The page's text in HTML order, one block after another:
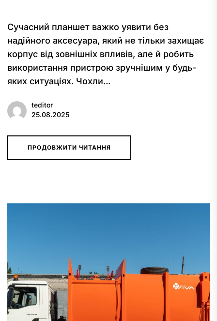
Сучасний планшет важко уявити без
надійного аксесуара, який не тільки захищає
корпус від зовнішніх впливів, але й робить
використання пристрою зручнішим у будь-
яких ситуаціях. Чохли...
teditor
25.08.2025
ПРОДОВЖИТИ ЧИТАННЯ